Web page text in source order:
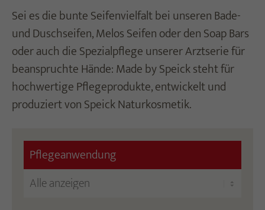
Sei es die bunte Seifenvielfalt bei unseren Bade-
und Duschseifen, Melos Seifen oder den Soap Bars
oder auch die Spezialpflege unserer Arztserie für
beanspruchte Hände: Made by Speick steht für
hochwertige Pflegeprodukte, entwickelt und
produziert von Speick Naturkosmetik.
Pflegeanwendung